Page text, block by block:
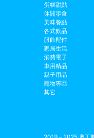
蛋糕甜點
休閒零食
美味餐點
各式飲品
服飾配件
家居生活
消費電子
車用精品
親子用品
寵物專區
其它